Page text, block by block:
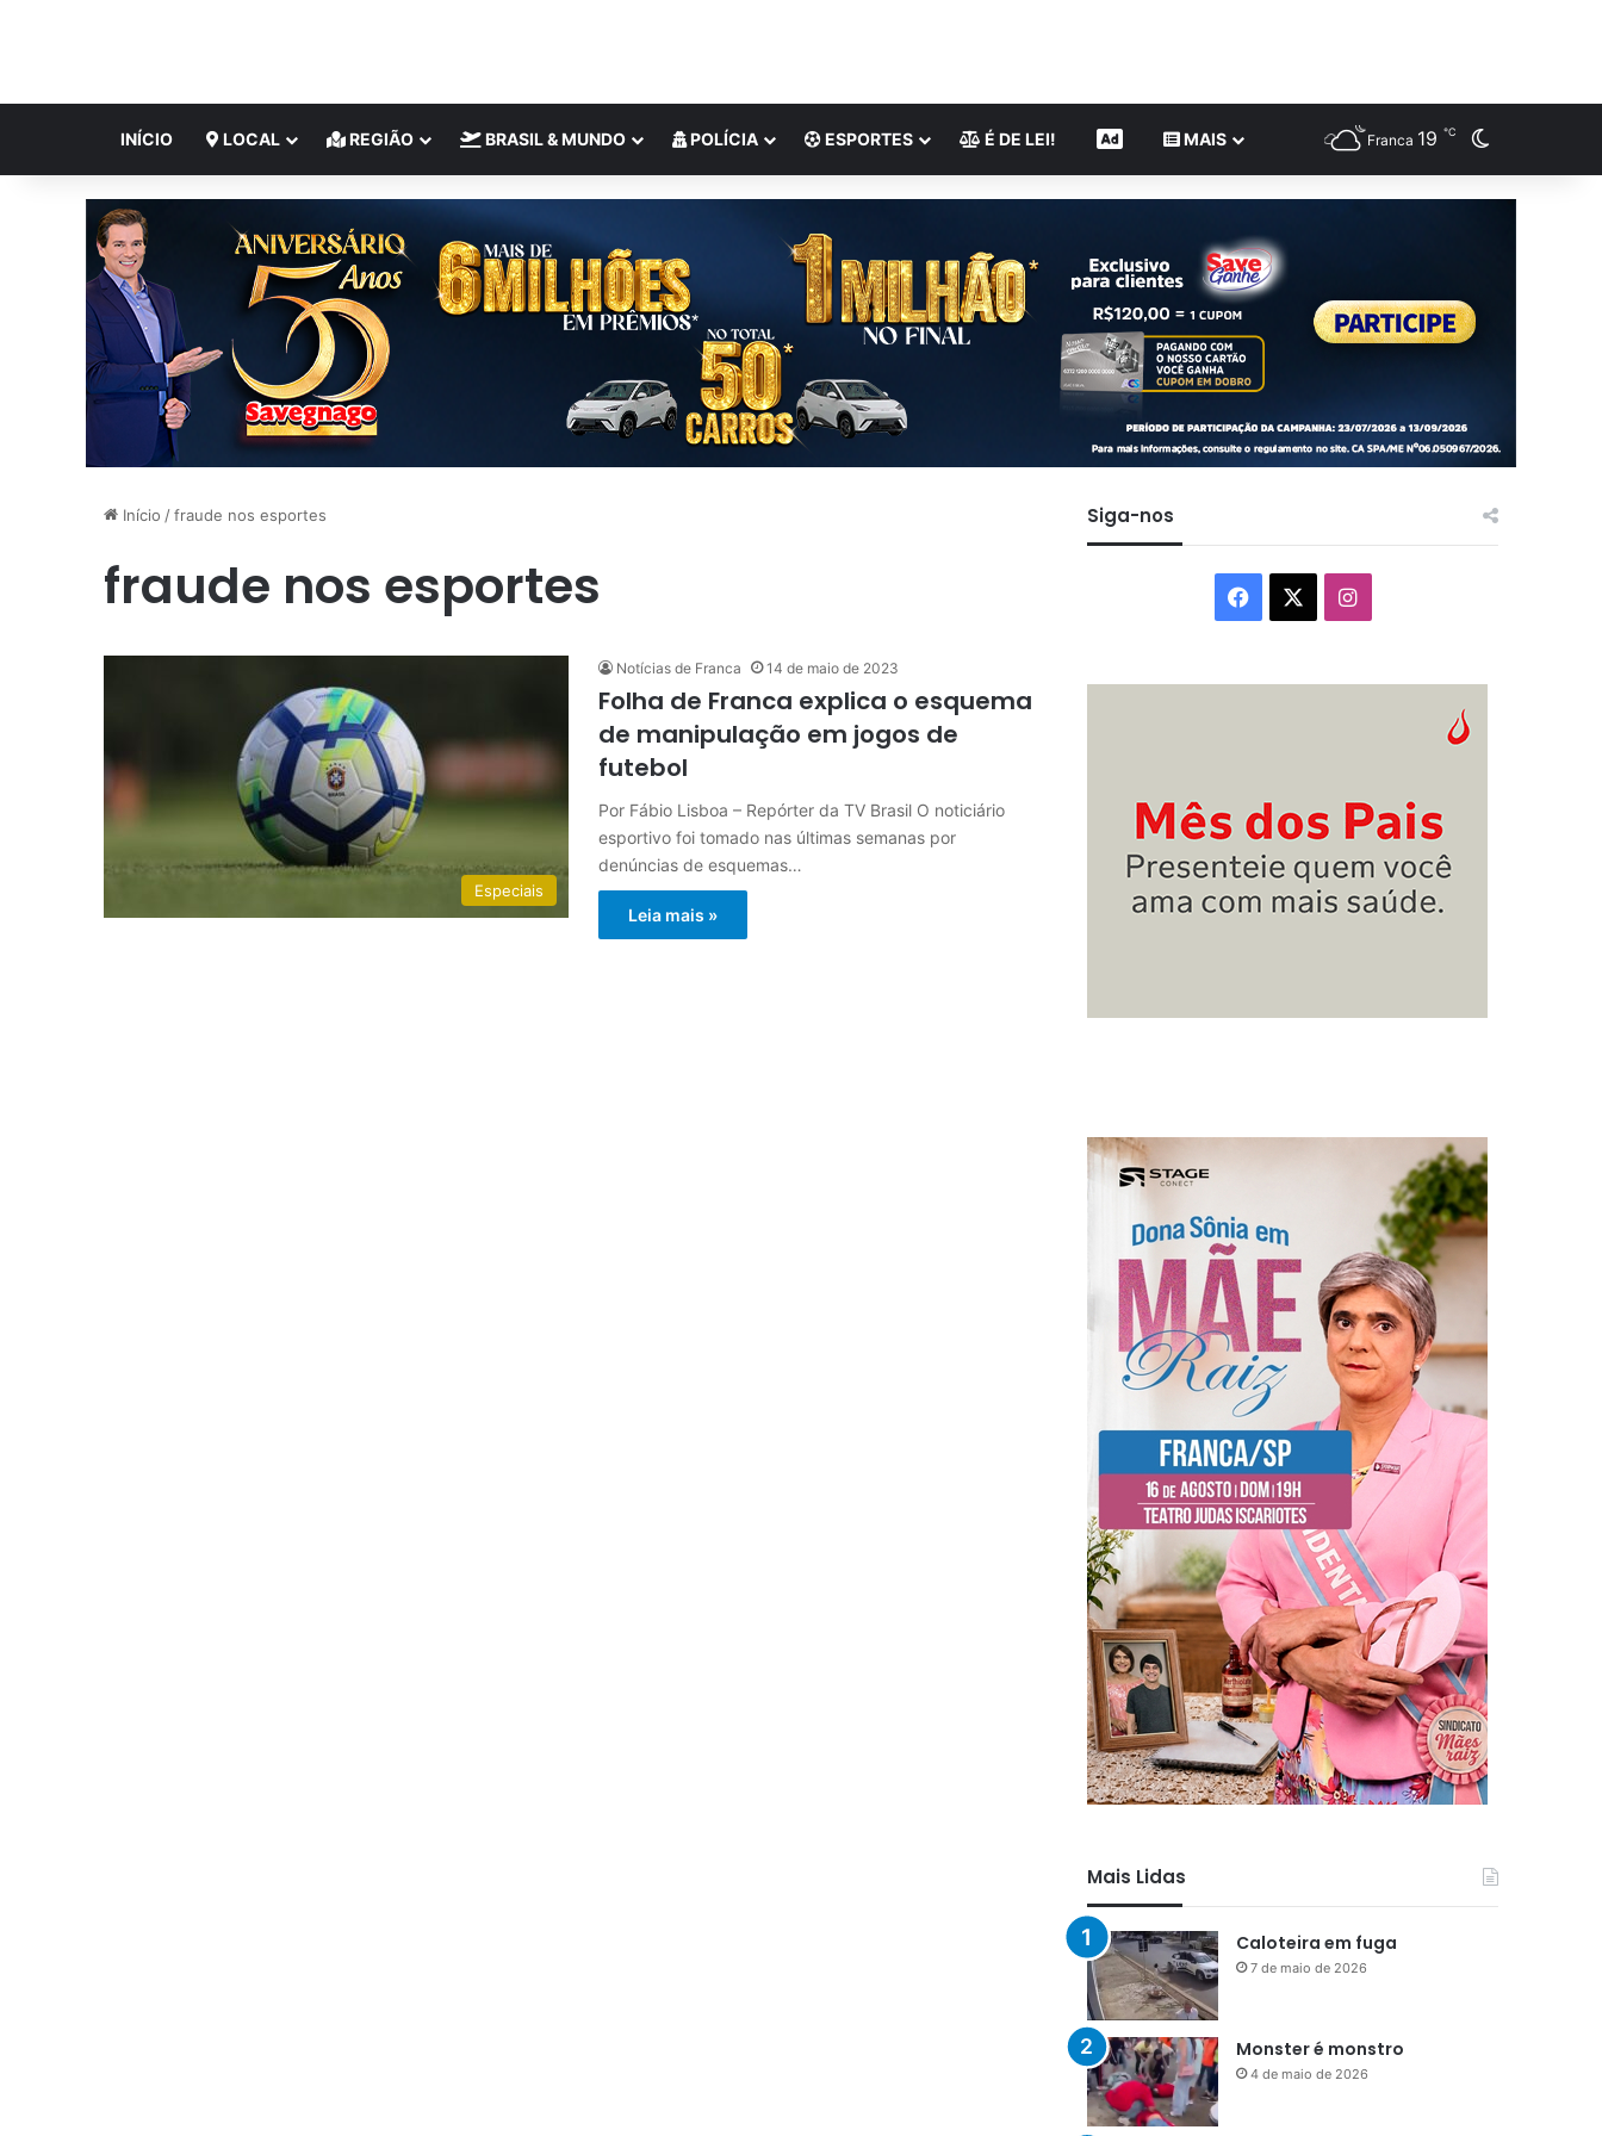
INÍCIO LOCAL REGIÃO BRASIL & MUNDO POLÍCIA ESPORTES É DE LEI! CONTEÚDO DE MARCA
MAIS Franca 19 ℃
Início /fraude nos esportes
fraude nos esportes
Especiais
Notícias de Franca 14 de maio de 2023
Folha de Franca explica o esquema
de manipulação em jogos de
futebol
Por Fábio Lisboa – Repórter da TV Brasil O noticiário
esportivo foi tomado nas últimas semanas por
denúncias de esquemas…
Leia mais »
Siga-nos
Facebook Instagram
Mais Lidas
Caloteira em fuga
7 de maio de 2026
Monster é monstro
4 de maio de 2026